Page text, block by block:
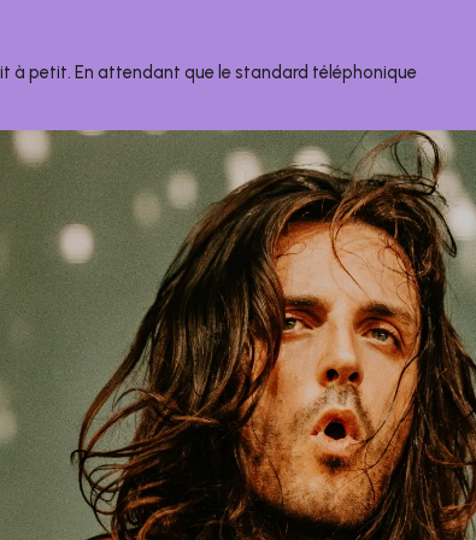
à petit. En attendant que le standard téléphonique